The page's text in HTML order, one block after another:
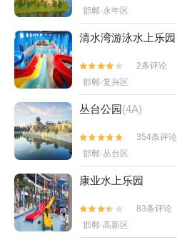
邯郸·永年区
清水湾游泳水上乐园


2条评论
邯郸·复兴区
丛台公园(4A)


354条评论
邯郸·丛台区
康业水上乐园


83条评论
邯郸·高新区